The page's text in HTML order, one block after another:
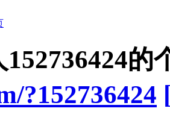
152736424的
?152736424